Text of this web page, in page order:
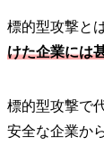
標的型攻撃と
けた企業には
標的型攻撃で
安全な企業か